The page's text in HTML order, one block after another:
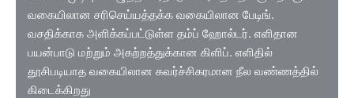
வகையிலான சரிசெய்யத்தக்க வகையிலான பேடிங்.
வசதிக்காக அளிக்கப்பட்டுள்ள தம்ப் ஹோல்டர். எளிதான
பயன்பாடு மற்றும் அகற்றத்துக்கான கிளிப். எளிதில்
தூசிபடியாத வகையிலான கவர்ச்சிகரமான நீல வண்ணத்தில்
கிடைக்கிறது